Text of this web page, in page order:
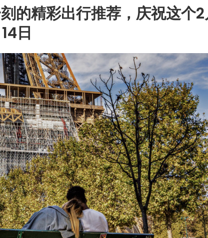
的精彩出行推荐，庆祝这个
14日